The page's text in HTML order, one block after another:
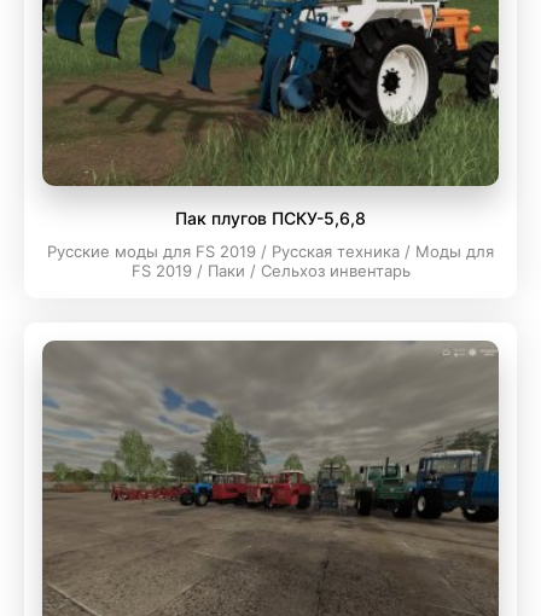
Пак плугов ПСКУ-5,6,8
Русские моды для FS 2019 / Русская техника / Моды для
FS 2019 / Паки / Сельхоз инвентарь